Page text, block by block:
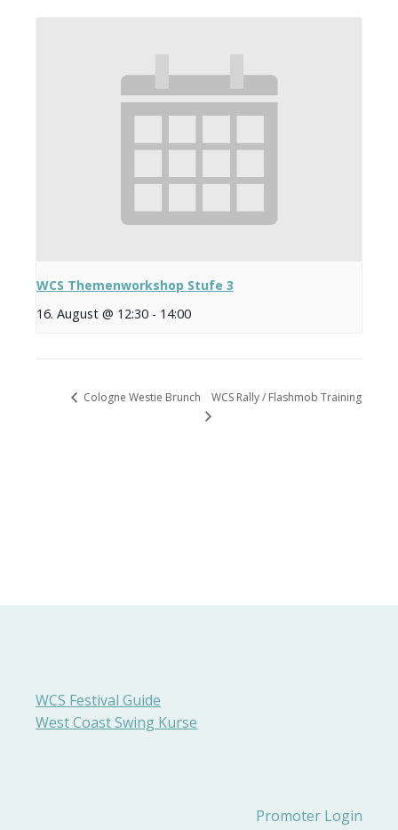
WCS Themenworkshop Stufe 3
16. August @ 12:30 - 14:00
Cologne Westie Brunch WCS Rally / Flashmob Training
WCS Festival Guide
West Coast Swing Kurse
Promoter Login